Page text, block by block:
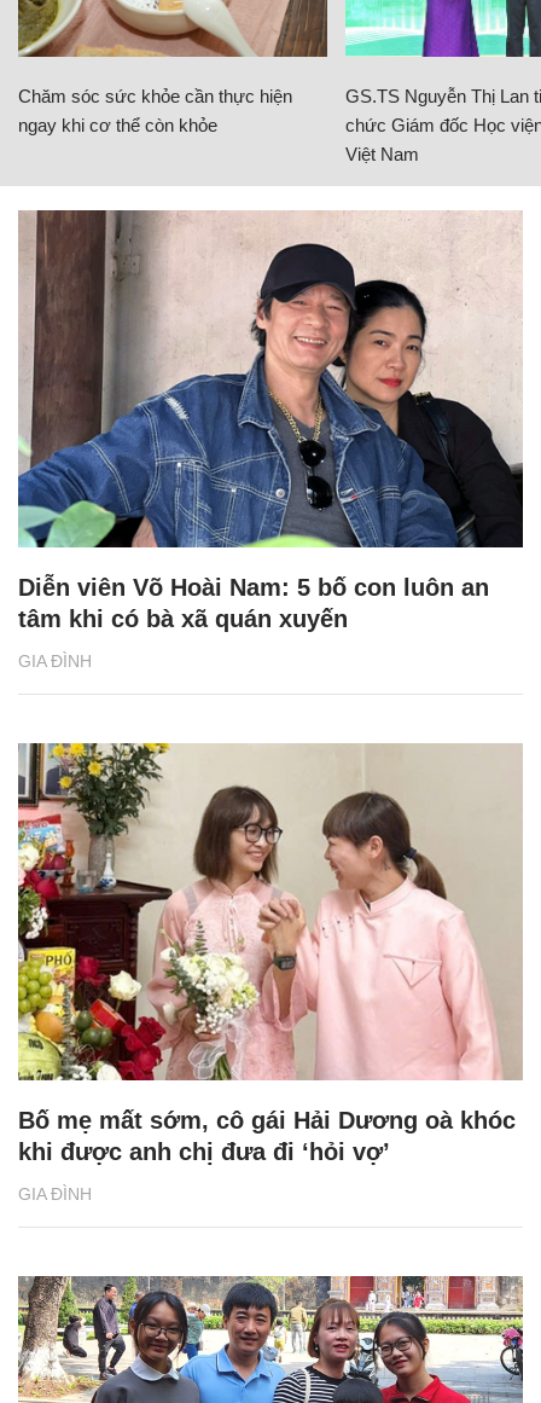
Chăm sóc sức khỏe cần thực hiện
ngay khi cơ thể còn khỏe
GS.TS Nguyễn Thị Lan
chức Giám đốc Học
Việt Nam
GIA ĐÌNH
Diễn viên Võ Hoài Nam: 5 bố con luôn an
tâm khi có bà xã quán xuyến
GIA ĐÌNH
Bố mẹ mất sớm, cô gái Hải Dương oà khóc
khi được anh chị đưa đi ‘hỏi vợ’